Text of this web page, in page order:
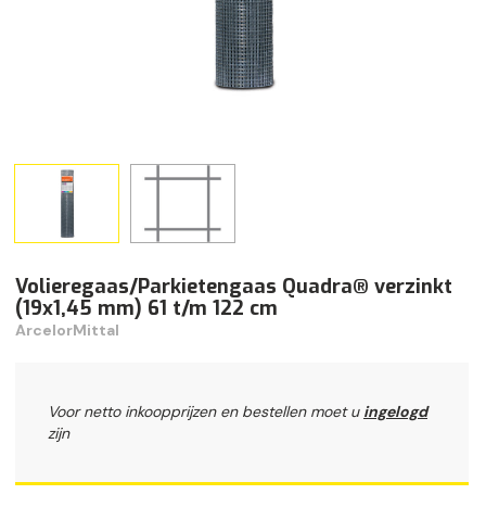
Volieregaas/Parkietengaas Quadra® verzinkt
(19x1,45 mm) 61 t/m 122 cm
ArcelorMittal
Voor netto inkoopprijzen en bestellen moet u ingelogd
zijn